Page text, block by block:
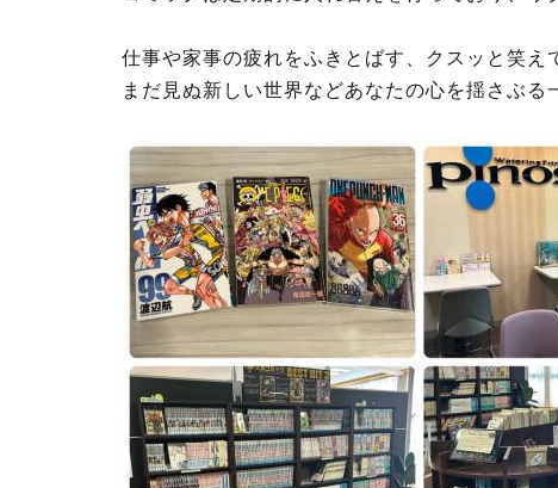
仕事や家事の疲れをふきとばす、クスッと笑え
まだ見ぬ新しい世界などあなたの心を揺さぶる